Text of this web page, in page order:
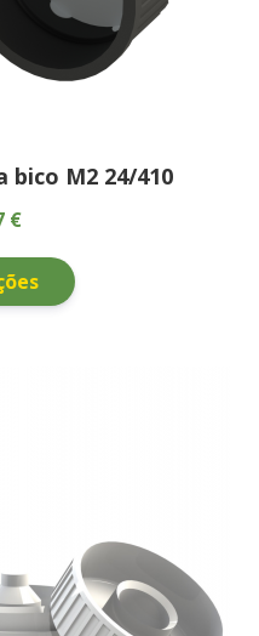
bico M2 24/410
€